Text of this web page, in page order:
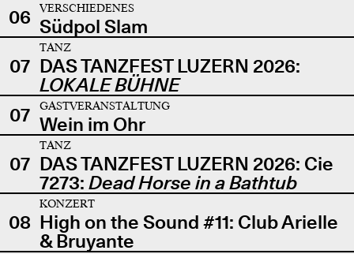
06
VERSCHIEDENES
Südpol Slam
07
TANZ
DAS TANZFEST LUZERN 2026:
LOKALE BÜHNE
07
GASTVERANSTALTUNG
Wein im Ohr
07
TANZ
DAS TANZFEST LUZERN 2026: Cie
7273: Dead Horse in a Bathtub
08
KONZERT
High on the Sound #11: Club Arielle
& Bruyante